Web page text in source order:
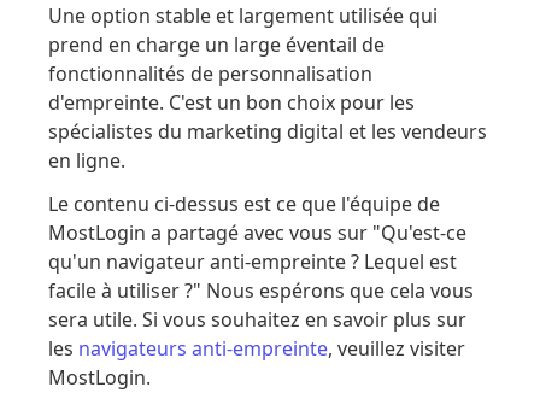
Une option stable et largement utilisée qui
prend en charge un large éventail de
fonctionnalités de personnalisation
d'empreinte. C'est un bon choix pour les
spécialistes du marketing digital et les vendeurs
en ligne.
Le contenu ci-dessus est ce que l'équipe de
MostLogin a partagé avec vous sur "Qu'est-ce
qu'un navigateur anti-empreinte ? Lequel est
facile à utiliser ?" Nous espérons que cela vous
sera utile. Si vous souhaitez en savoir plus sur
les navigateurs anti-empreinte, veuillez visiter
MostLogin.